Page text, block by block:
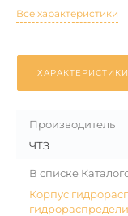
Все характеристики
ХАРАКТЕРИСТИКИ
Производитель
ЧТЗ
В списке
Корпус